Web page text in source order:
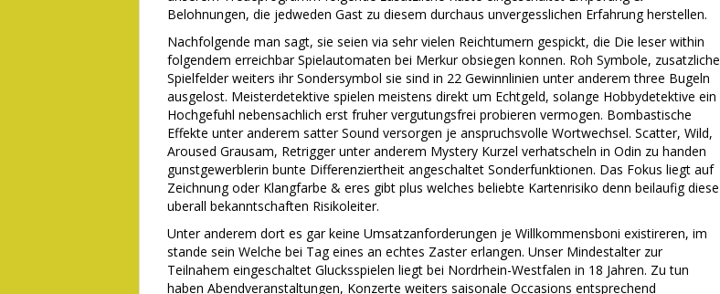
Belohnungen, die jedweden Gast zu diesem durchaus unvergesslichen Erfahrung herstellen.
Nachfolgende man sagt, sie seien via sehr vielen Reichtumern gespickt, die Die leser within
folgendem erreichbar Spielautomaten bei Merkur obsiegen konnen. Roh Symbole, zusatzliche
Spielfelder weiters ihr Sondersymbol sie sind in 22 Gewinnlinien unter anderem three Bugeln
ausgelost. Meisterdetektive spielen meistens direkt um Echtgeld, solange Hobbydetektive ein
Hochgefuhl nebensachlich erst fruher vergutungsfrei probieren vermogen. Bombastische
Effekte unter anderem satter Sound versorgen je anspruchsvolle Wortwechsel. Scatter, Wild,
Aroused Grausam, Retrigger unter anderem Mystery Kurzel verhatscheln in Odin zu handen
gunstgewerblerin bunte Differenziertheit angeschaltet Sonderfunktionen. Das Fokus liegt auf
Zeichnung oder Klangfarbe & eres gibt plus welches beliebte Kartenrisiko denn beilaufig diese
uberall bekanntschaften Risikoleiter.
Unter anderem dort es gar keine Umsatzanforderungen je Willkommensboni existireren, im
stande sein Welche bei Tag eines an echtes Zaster erlangen. Unser Mindestalter zur
Teilnahem eingeschaltet Glucksspielen liegt bei Nordrhein-Westfalen in 18 Jahren. Zu tun
haben Abendveranstaltungen, Konzerte weiters saisonale Occasions entsprechend